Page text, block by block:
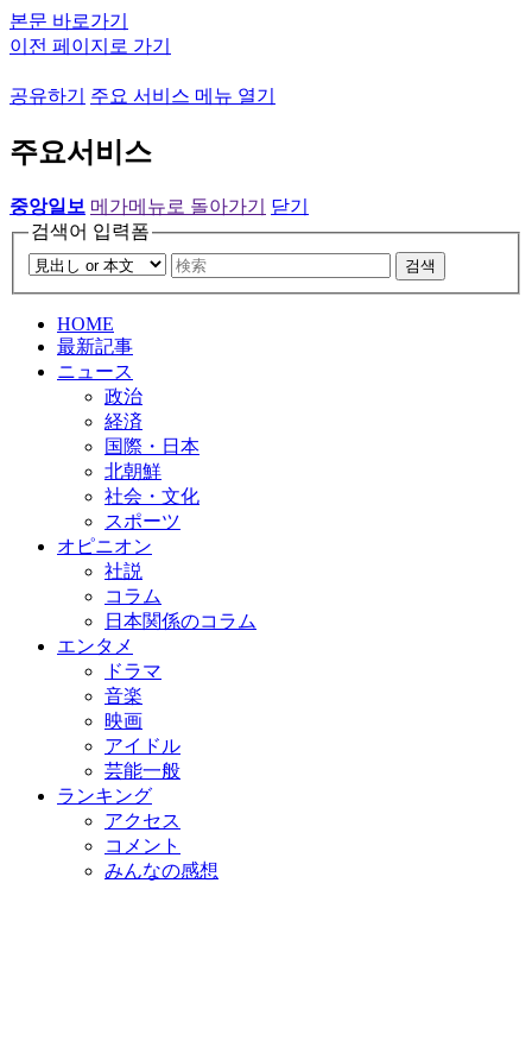
본문 바로가기
이전 페이지로 가기
공유하기 주요 서비스 메뉴 열기
주요서비스
중앙일보 메가메뉴로 돌아가기
닫기
검색어 입력폼
검색
HOME
最新記事
ニュース
政治
経済
国際・日本
北朝鮮
社会・文化
スポーツ
オピニオン
社説
コラム
日本関係のコラム
エンタメ
ドラマ
音楽
映画
アイドル
芸能一般
ランキング
アクセス
コメント
みんなの感想